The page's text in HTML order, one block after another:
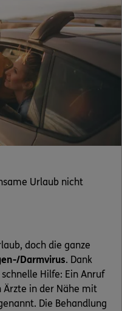
Urlaub nicht
doch die ganze
Darmvirus. Dank
Hilfe: Ein Anruf
in der Nähe mit
Die Behandlung